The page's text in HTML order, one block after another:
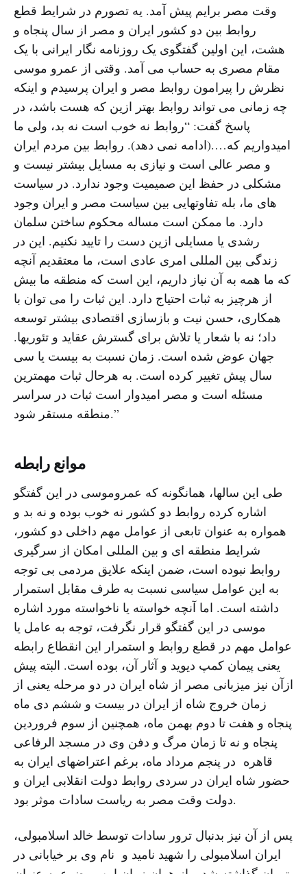
وقت مصر برایم پیش آمد. یه تصورم در شرایط قطع
روابط بین دو کشور ایران و مصر از سال پنجاه و
هشت، این اولین گفتگوی یک روزنامه نگار ایرانی با یک
مقام مصری به حساب می آمد. وقتی از عمرو موسی
نظرش را پیرامون روابط مصر و ایران پرسیدم و اینکه
چه زمانی می تواند روابط بهتر ازین که هست باشد، در
پاسخ گفت: “روابط نه خوب است نه بد، ولی ما
امیدواریم که….(ادامه نمی دهد). روابط بین مردم ایران
و مصر عالی است و نیازی به مسایل بیشتر نیست و
مشکلی در حفظ این صمیمیت وجود ندارد. در سیاست
های ما، بله تفاوتهایی بین سیاست مصر و ایران وجود
دارد. ما ممکن است مساله محکوم ساختن سلمان
رشدی یا مسایلی ازین دست را تایید نکنیم. این در
زندگی بین المللی امری عادی است، ما معتقدیم آنچه
که ما همه به آن نیاز داریم، این است که منطقه ما بیش
از هرچیز به ثبات احتیاج دارد. این ثبات را می توان با
همکاری، حسن نیت و بازسازی اقتصادی بیشتر توسعه
داد؛ نه با شعار یا تلاش برای گسترش عقاید و تئوریها.
جهان عوض شده است. زمان نسبت به بیست یا سی
سال پیش تغییر کرده است. به هرحال ثبات مهمترین
مسئله است و مصر امیدوار است ثبات در سراسر
منطقه مستقر شود.”
موانع رابطه
طی این سالها، همانگونه که عمروموسی در این گفتگو
اشاره کرده روابط دو کشور نه خوب بوده و نه بد و
همواره به عنوان تابعی از عوامل مهم داخلی دو کشور،
شرایط منطقه ای و بین المللی امکان از سرگیری
روابط نبوده است، ضمن اینکه علایق مردمی بی توجه
به این عوامل سیاسی نسبت به طرف مقابل استمرار
داشته است. اما آنچه خواسته یا ناخواسته مورد اشاره
موسی در این گفتگو قرار نگرفت، توجه به عامل یا
عوامل مهم در قطع روابط و استمرار این انقطاع رابطه
یعنی پیمان کمپ دیوید و آثار آن، بوده است. البته پیش
ازآن نیز میزبانی مصر از شاه ایران در دو مرحله یعنی از
زمان خروج شاه از ایران در بیست و ششم دی ماه
پنجاه و هفت تا دوم بهمن ماه، همچنین از سوم فروردین
پنجاه و نه تا زمان مرگ و دفن وی در مسجد الرفاعی
قاهره در پنجم مرداد ماه، برغم اعتراضهای ایران به
حضور شاه ایران در سردی روابط دولت انقلابی ایران و
دولت وقت مصر به ریاست سادات موثر بود.
پس از آن نیز بدنبال ترور سادات توسط خالد اسلامبولی،
ایران اسلامبولی را شهید نامید و نام وی بر خیابانی در